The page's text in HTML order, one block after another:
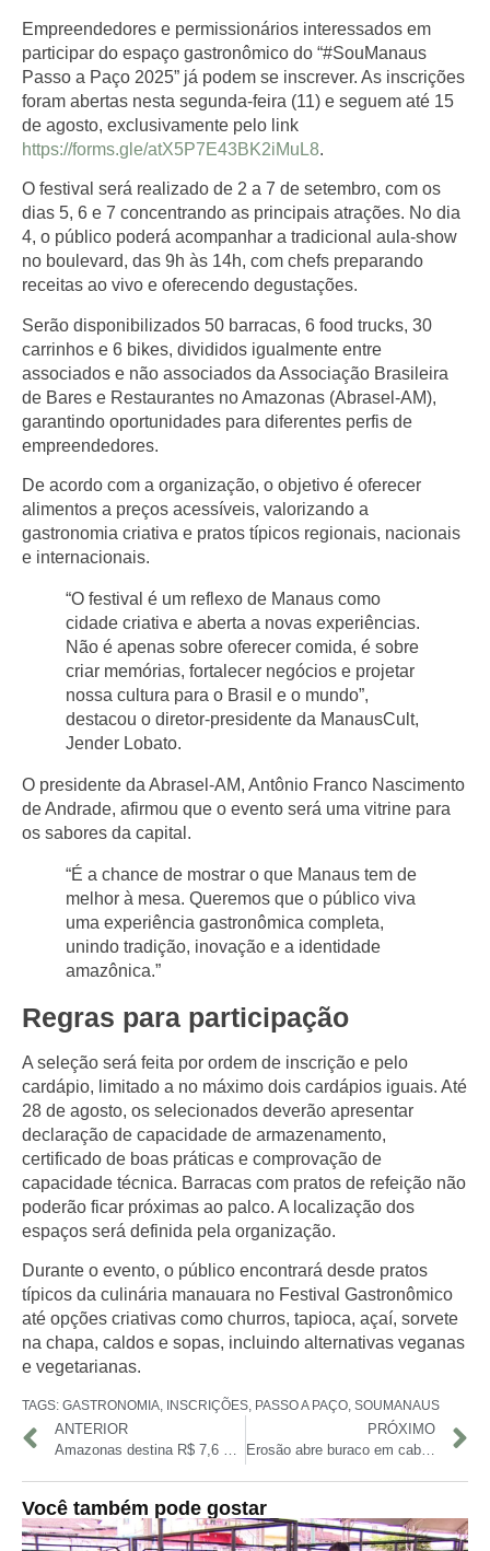
Empreendedores e permissionários interessados em
participar do espaço gastronômico do “#SouManaus
Passo a Paço 2025” já podem se inscrever. As inscrições
foram abertas nesta segunda-feira (11) e seguem até 15
de agosto, exclusivamente pelo link
https://forms.gle/atX5P7E43BK2iMuL8.
O festival será realizado de 2 a 7 de setembro, com os
dias 5, 6 e 7 concentrando as principais atrações. No dia
4, o público poderá acompanhar a tradicional aula-show
no boulevard, das 9h às 14h, com chefs preparando
receitas ao vivo e oferecendo degustações.
Serão disponibilizados 50 barracas, 6 food trucks, 30
carrinhos e 6 bikes, divididos igualmente entre
associados e não associados da Associação Brasileira
de Bares e Restaurantes no Amazonas (Abrasel-AM),
garantindo oportunidades para diferentes perfis de
empreendedores.
De acordo com a organização, o objetivo é oferecer
alimentos a preços acessíveis, valorizando a
gastronomia criativa e pratos típicos regionais, nacionais
e internacionais.
“O festival é um reflexo de Manaus como
cidade criativa e aberta a novas experiências.
Não é apenas sobre oferecer comida, é sobre
criar memórias, fortalecer negócios e projetar
nossa cultura para o Brasil e o mundo”,
destacou o diretor-presidente da ManausCult,
Jender Lobato.
O presidente da Abrasel-AM, Antônio Franco Nascimento
de Andrade, afirmou que o evento será uma vitrine para
os sabores da capital.
“É a chance de mostrar o que Manaus tem de
melhor à mesa. Queremos que o público viva
uma experiência gastronômica completa,
unindo tradição, inovação e a identidade
amazônica.”
Regras para participação
A seleção será feita por ordem de inscrição e pelo
cardápio, limitado a no máximo dois cardápios iguais. Até
28 de agosto, os selecionados deverão apresentar
declaração de capacidade de armazenamento,
certificado de boas práticas e comprovação de
capacidade técnica. Barracas com pratos de refeição não
poderão ficar próximas ao palco. A localização dos
espaços será definida pela organização.
Durante o evento, o público encontrará desde pratos
típicos da culinária manauara no Festival Gastronômico
até opções criativas como churros, tapioca, açaí, sorvete
na chapa, caldos e sopas, incluindo alternativas veganas
e vegetarianas.
TAGS: GASTRONOMIA, INSCRIÇÕES, PASSO A PAÇO, SOUMANAUS
ANTERIOR
Amazonas destina R$ 7,6 milhões para fortalecer projetos sociais
PRÓXIMO
Erosão abre buraco em cabeceira de ponte no Parque dos Bilhares
Você também pode gostar